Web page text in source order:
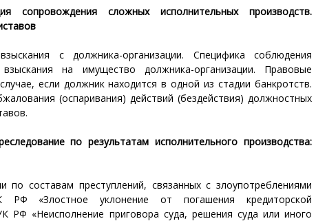
сопровождения сложных исполнительных производств.
с должника-организации. Специфика соблюдения
на имущество должника-организации. Правовые
если должник находится в одной из стадии банкротств.
(оспаривания) действий (бездействия) должностных
по результатам исполнительного производства:
по составам преступлений, связанных с злоупотреблениями
«Злостное уклонение от погашения кредиторской
РФ «Неисполнение приговора суда, решения суда или иного